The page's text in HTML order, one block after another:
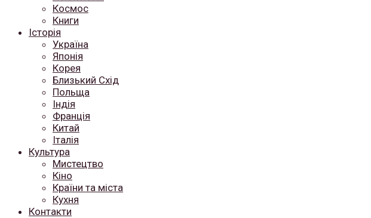
Космос
Книги
Історія
Україна
Японія
Корея
Близький Схід
Польща
Індія
Франція
Китай
Італія
Культура
Мистецтво
Кіно
Країни та міста
Кухня
Контакти